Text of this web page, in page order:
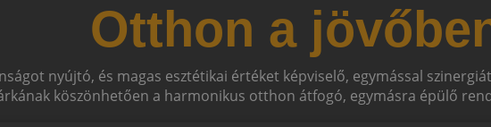
Otthon a
nyújtó, és magas esztétikai értéket képviselő, egymással
köszönhetően a harmonikus otthon átfogó, egymásra épülő